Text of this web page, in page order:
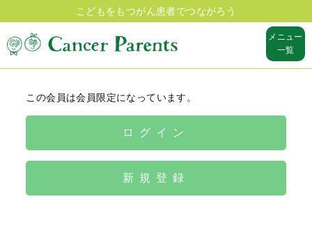
こどもをもつがん患者でつながろう
メニュー
一覧
この会員は会員限定になっています。
ログイン
新規登録